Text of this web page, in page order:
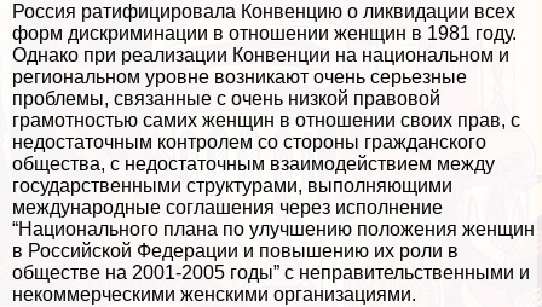
Россия ратифицировала Конвенцию о ликвидации всех
форм дискриминации в отношении женщин в 1981 году.
Однако при реализации Конвенции на национальном и
региональном уровне возникают очень серьезные
проблемы, связанные с очень низкой правовой
грамотностью самих женщин в отношении своих прав, с
недостаточным контролем со стороны гражданского
общества, с недостаточным взаимодействием между
государственными структурами, выполняющими
международные соглашения через исполнение
“Национального плана по улучшению положения женщин
в Российской Федерации и повышению их роли в
обществе на 2001-2005 годы” с неправительственными и
некоммерческими женскими организациями.